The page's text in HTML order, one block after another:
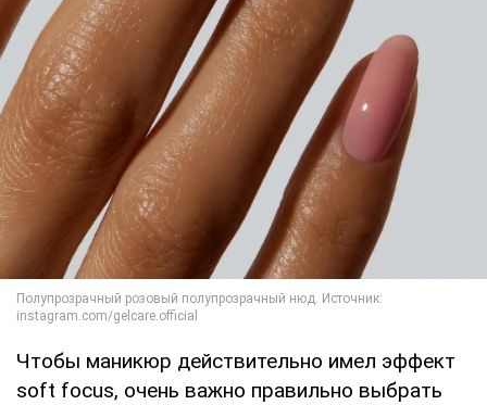
Чтобы маникюр действительно имел эффект
soft focus, очень важно правильно выбрать